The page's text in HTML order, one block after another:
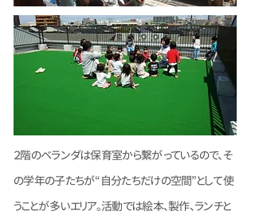
２階のベランダは保育室から繋がっているので、そ
の学年の子たちが“自分たちだけの空間”として使
うことが多いエリア。活動では絵本、製作、ランチと